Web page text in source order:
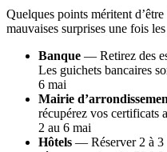
Quelques points méritent
mauvaises surprises une fois
Banque — Retirez des
Les guichets bancaires
6 mai
Mairie
récupérez vos certificats
2 au 6 mai
Hôtels — Réserver 2 à 3